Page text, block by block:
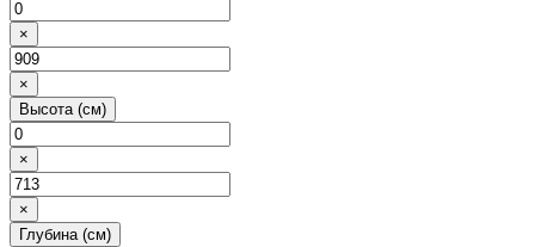
×
×
Высота (см)
×
×
Глубина (см)